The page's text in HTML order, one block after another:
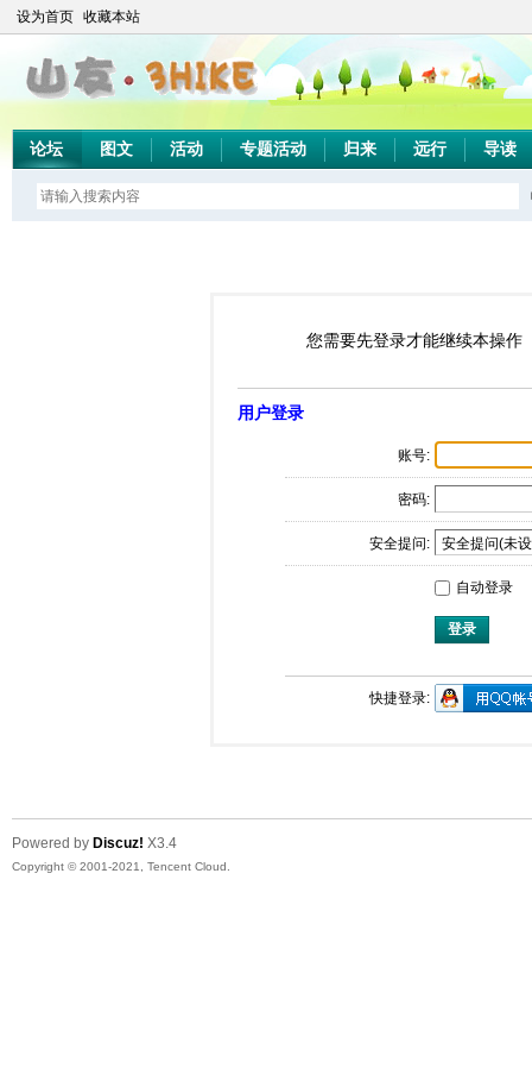
设为首页 收藏本站
论坛 图文 活动 专题活动 归来 远行 导读
您需要先登录才能继续本操作
用户登录
账号:
密码:
安全提问:
自动登录
登录
快捷登录:
Powered by Discuz! X3.4
Copyright © 2001-2021, Tencent Cloud.